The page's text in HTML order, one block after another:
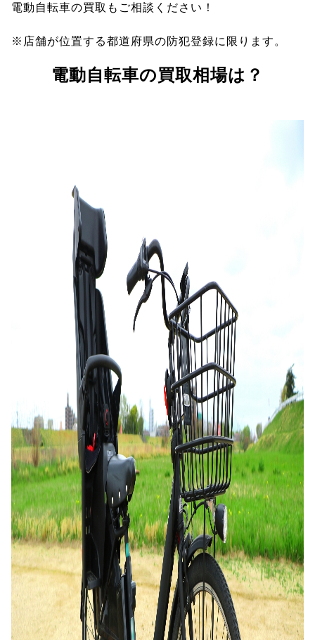
電動自転車の買取もご相談ください！
※店舗が位置する都道府県の防犯登録に限ります。
電動自転車の買取相場は？